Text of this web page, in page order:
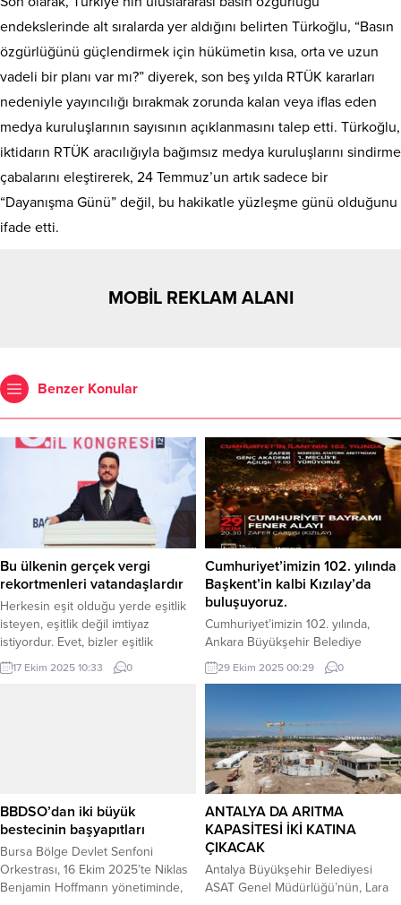
endekslerinde alt sıralarda yer aldığını belirten Türkoğlu, “Basın
özgürlüğünü güçlendirmek için hükümetin kısa, orta ve uzun
vadeli bir planı var mı?” diyerek, son beş yılda RTÜK kararları
nedeniyle yayıncılığı bırakmak zorunda kalan veya iflas eden
medya kuruluşlarının sayısının açıklanmasını talep etti. Türkoğlu,
iktidarın RTÜK aracılığıyla bağımsız medya kuruluşlarını sindirme
çabalarını eleştirerek, 24 Temmuz’un artık sadece bir
“Dayanışma Günü” değil, bu hakikatle yüzleşme günü olduğunu
ifade etti.
MOBİL REKLAM ALANI
Benzer Konular
Bu ülkenin gerçek vergi
rekortmenleri vatandaşlardır
Herkesin eşit olduğu yerde eşitlik
isteyen, eşitlik değil imtiyaz
istiyordur. Evet, bizler eşitlik
istiyoruz. Söylediğimiz sözlerden
ötürü yargılanmadığımız bir siyasi
görmeniz için suç işlemiş...
17 Ekim 2025 10:33 0
Cumhuriyet’imizin 102. yılında
Başkent’in kalbi Kızılay’da
buluşuyoruz.
Cumhuriyet’imizin 102. yılında,
Ankara Büyükşehir Belediye
Başkanımız Sayın Mansur Yavaş ile
birlikte Başkent’in kalbi Kızılay’da
Mareşal Atatürk Anıtı’ndan,
meşalelerimizle 1. Meclis’e
yürüyerek Cumhuriyet coşkusunu
hep birlikte yaşamak için
düzenlenen Fener Alayı’nda sizin
de aramıza katılmanızı bekliyoruz.
Yaşasın Cumhuriyet! 29 Ekim 2025,
Çarşamba Zafer Çarşısı (Kızılay)
Zafer...
29 Ekim 2025 00:29 0
BBDSO’dan iki büyük
bestecinin başyapıtları
Bursa Bölge Devlet Senfoni
Orkestrası, 16 Ekim 2025’te Niklas
Benjamin Hoffmann yönetiminde,
ANTALYA DA ARITMA
KAPASİTESİ İKİ KATINA
ÇIKACAK
Antalya Büyükşehir Belediyesi
ASAT Genel Müdürlüğü’nün, Lara